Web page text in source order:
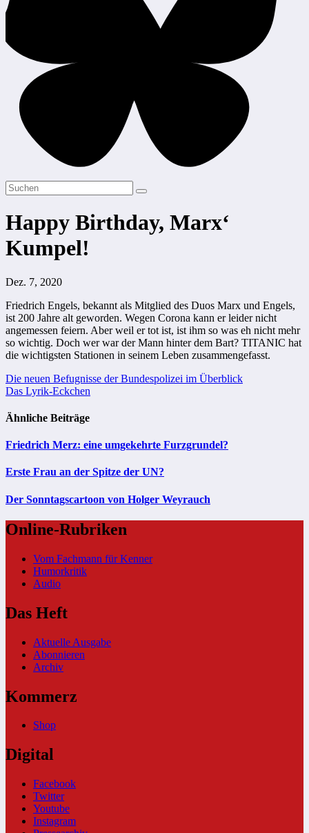
Happy Birthday, Marx‘
Kumpel!
Dez. 7, 2020
Friedrich Engels, bekannt als Mitglied des Duos Marx und Engels,
ist 200 Jahre alt geworden. Wegen Corona kann er leider nicht
angemessen feiern. Aber weil er tot ist, ist ihm so was eh nicht mehr
so wichtig. Doch wer war der Mann hinter dem Bart? TITANIC hat
die wichtigsten Stationen in seinem Leben zusammengefasst.
Beitragsnavigation
Die neuen Befugnisse der Bundespolizei im Überblick
Das Lyrik-Eckchen
Ähnliche Beiträge
Friedrich Merz: eine umgekehrte Furzgrundel?
Erste Frau an der Spitze der UN?
Der Sonntagscartoon von Holger Weyrauch
Online-Rubriken
Vom Fachmann für Kenner
Humorkritik
Audio
Das Heft
Aktuelle Ausgabe
Abonnieren
Archiv
Kommerz
Shop
Digital
Facebook
Twitter
Youtube
Instagram